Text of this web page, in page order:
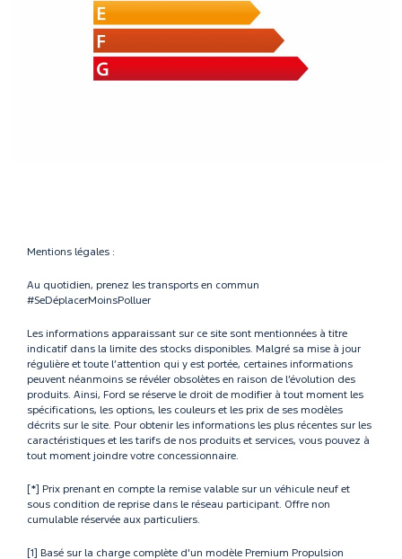
Mentions légales :
Au quotidien, prenez les transports en commun
#SeDéplacerMoinsPolluer
Les informations apparaissant sur ce site sont mentionnées à titre
indicatif dans la limite des stocks disponibles. Malgré sa mise à jour
régulière et toute l’attention qui y est portée, certaines informations
peuvent néanmoins se révéler obsolètes en raison de l’évolution des
produits. Ainsi, Ford se réserve le droit de modifier à tout moment les
spécifications, les options, les couleurs et les prix de ses modèles
décrits sur le site. Pour obtenir les informations les plus récentes sur les
caractéristiques et les tarifs de nos produits et services, vous pouvez à
tout moment joindre votre concessionnaire.
[*] Prix prenant en compte la remise valable sur un véhicule neuf et
sous condition de reprise dans le réseau participant. Offre non
cumulable réservée aux particuliers.
[1] Basé sur la charge complète d'un modèle Premium Propulsion